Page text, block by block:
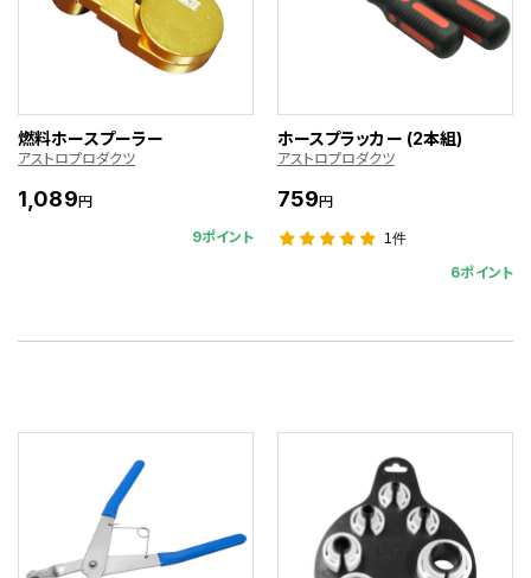
燃料ホースプーラー
アストロプロダクツ
1,089円
9ポイント
ホースプラッカー (2本組)
アストロプロダクツ
759円
1件
6ポイント